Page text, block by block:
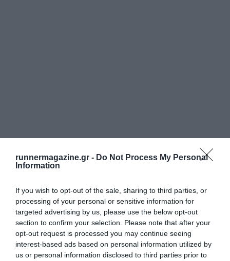
runnermagazine.gr - Do Not Process My Personal
Information
If you wish to opt-out of the sale, sharing to third parties, or
processing of your personal or sensitive information for
targeted advertising by us, please use the below opt-out
section to confirm your selection. Please note that after your
opt-out request is processed you may continue seeing
interest-based ads based on personal information utilized by
us or personal information disclosed to third parties prior to